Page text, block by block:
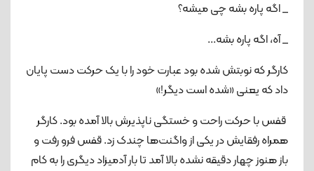
_ اگه پاره بشه چی میشه؟
_ آه، اگه پاره بشه...
کارگر که نوبتش شده بود عبارت خود را با یک حرکت دست پایان
داد که یعنی «شده است دیگر!»
قفس با حرکت راحت و خستگی ناپذیرش بالا آمده بود. کارگر
همراه رفقایش در یکی از واگنت‌ها چندک زد. قفس فرو رفت و
باز هنوز چهار دقیقه نشده بالا آمد تا بار آدمیزاد دیگری را به کام